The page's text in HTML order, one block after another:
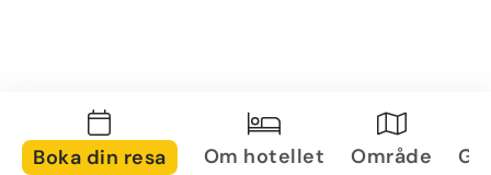
Boka din resa Om hotellet Område